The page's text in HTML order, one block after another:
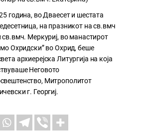
година, во Дваесет и шестата
на празникот на св.вмч
св.вмч. Меркуриј, во манастирот
Охридски” во Охрид, беше
архиерејска Литургија на која
Неговото
Митрополитот
г. Георгиј.